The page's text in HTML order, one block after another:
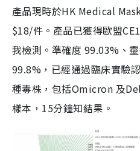
產品現時於HK Medical
$18/件。產品已獲得歐盟
我檢測。準確度 99.03%、
99.8%，已經通過臨床實驗
種毒株，包括Omicron 及
樣本，15分鐘知結果。